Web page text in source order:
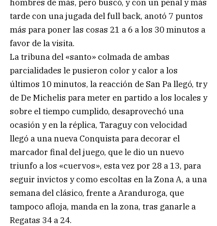
hombres de más, pero buscó, y con un penal y más
tarde con una jugada del full back, anotó 7 puntos
más para poner las cosas 21 a 6 a los 30 minutos a
favor de la visita.
La tribuna del «santo» colmada de ambas
parcialidades le pusieron color y calor a los
últimos 10 minutos, la reacción de San Pa llegó, try
de De Michelis para meter en partido a los locales y
sobre el tiempo cumplido, desaprovechó una
ocasión y en la réplica, Taraguy con velocidad
llegó a una nueva Conquista para decorar el
marcador final del juego, que le dio un nuevo
triunfo a los «cuervos», esta vez por 28 a 13, para
seguir invictos y como escoltas en la Zona A, a una
semana del clásico, frente a Aranduroga, que
tampoco afloja, manda en la zona, tras ganarle a
Regatas 34 a 24.